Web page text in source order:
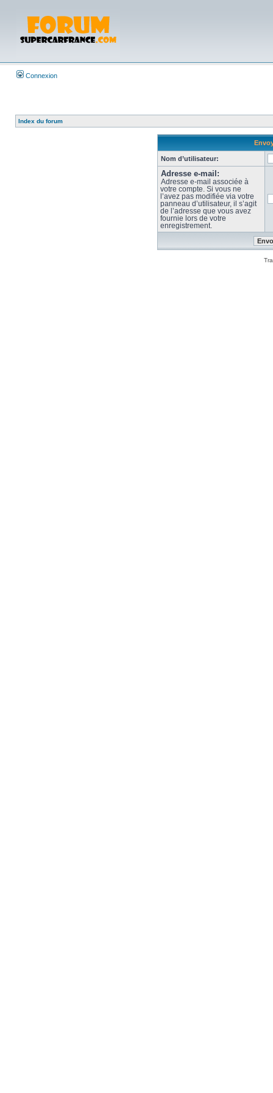
Connexion
Index du forum
Nom d’utilisateur:
Adresse e-mail:
Adresse e-mail associée à
votre compte. Si vous ne
l’avez pas modifiée via votre
panneau d’utilisateur, il s’agit
de l’adresse que vous avez
fournie lors de votre
enregistrement.